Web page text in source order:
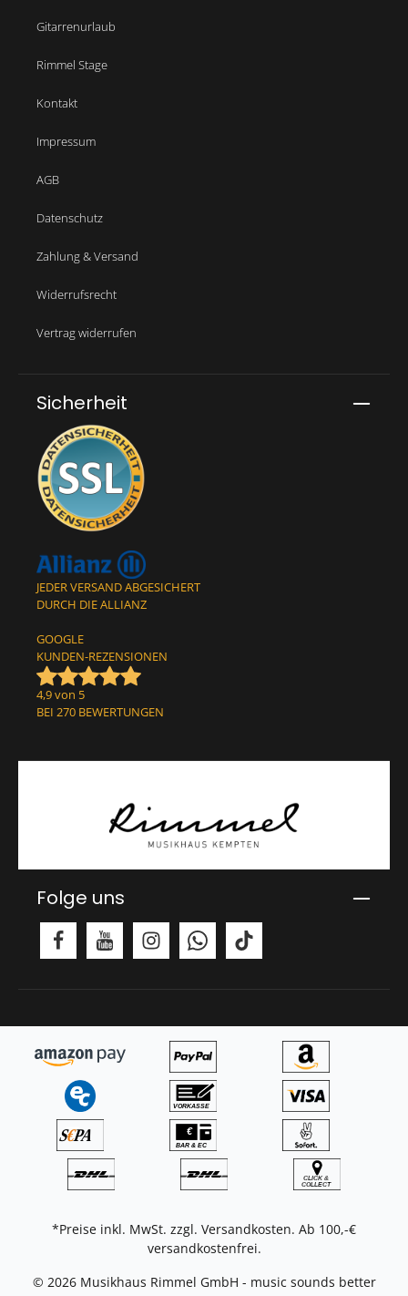
Folge uns
Sicherheit
JEDER VERSAND ABGESICHERT
DURCH DIE ALLIANZ
GOOGLE
KUNDEN-REZENSIONEN
4,9 von 5
BEI 270 BEWERTUNGEN
Gitarrenurlaub
Rimmel Stage
Kontakt
Impressum
AGB
Datenschutz
Zahlung & Versand
Widerrufsrecht
Vertrag widerrufen
© 2026 Musikhaus Rimmel GmbH - music sounds better
*Preise inkl. MwSt. zzgl. Versandkosten. Ab 100,-€
versandkostenfrei.